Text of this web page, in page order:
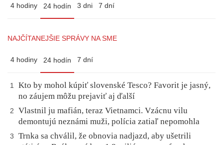
4 hodiny 24 hodín 3 dni 7 dní
NAJČÍTANEJŠIE SPRÁVY NA SME
4 hodiny 24 hodín 7 dní
1
Kto by mohol kúpiť slovenské Tesco? Favorit je jasný,
no záujem môžu prejaviť aj ďalší
2
Vlastnil ju mafián, teraz Vietnamci. Vzácnu vilu
demontujú neznámi muži, polícia zatiaľ nepomohla
3
Trnka sa chválil, že obnovia nadjazd, aby ušetrili